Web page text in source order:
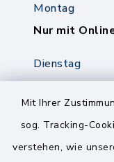
Mit Ihrer
sog. Tracking-
verstehen, wie
Montag
Nur mit
Dienstag
8.00-12.00
14.00-18.00